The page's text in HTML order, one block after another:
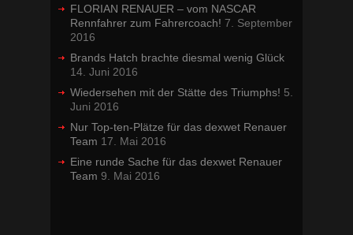
FLORIAN RENAUER – vom NASCAR
Rennfahrer zum Fahrercoach! 7. September
2016
Brands Hatch brachte diesmal wenig Glück
14. Juni 2016
Wiedersehen mit der Stätte des Triumphs! 5.
Juni 2016
Nur Top-ten-Plätze für das dexwet Renauer
Team 17. Mai 2016
Eine runde Sache für das dexwet Renauer
Team 9. Mai 2016